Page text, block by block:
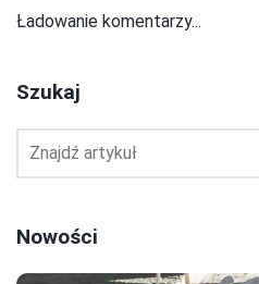
Ładowanie komentarzy...
Szukaj
Nowości